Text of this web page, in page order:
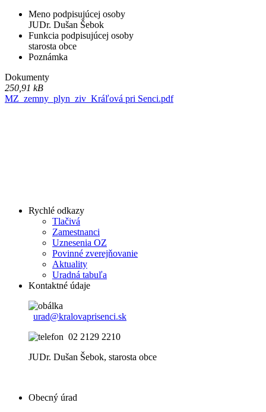
Meno podpisujúcej osoby
JUDr. Dušan Šebok
Funkcia podpisujúcej osoby
starosta obce
Poznámka
Dokumenty
250,91 kB
MZ_zemny_plyn_ziv_Kráľová pri Senci.pdf
Rychlé odkazy
Tlačivá
Zamestnanci
Uznesenia OZ
Povinné zverejňovanie
Aktuality
Uradná tabuľa
Kontaktné údaje
urad@kralovaprisenci.sk
02 2129 2210
JUDr. Dušan Šebok, starosta obce
Obecný úrad